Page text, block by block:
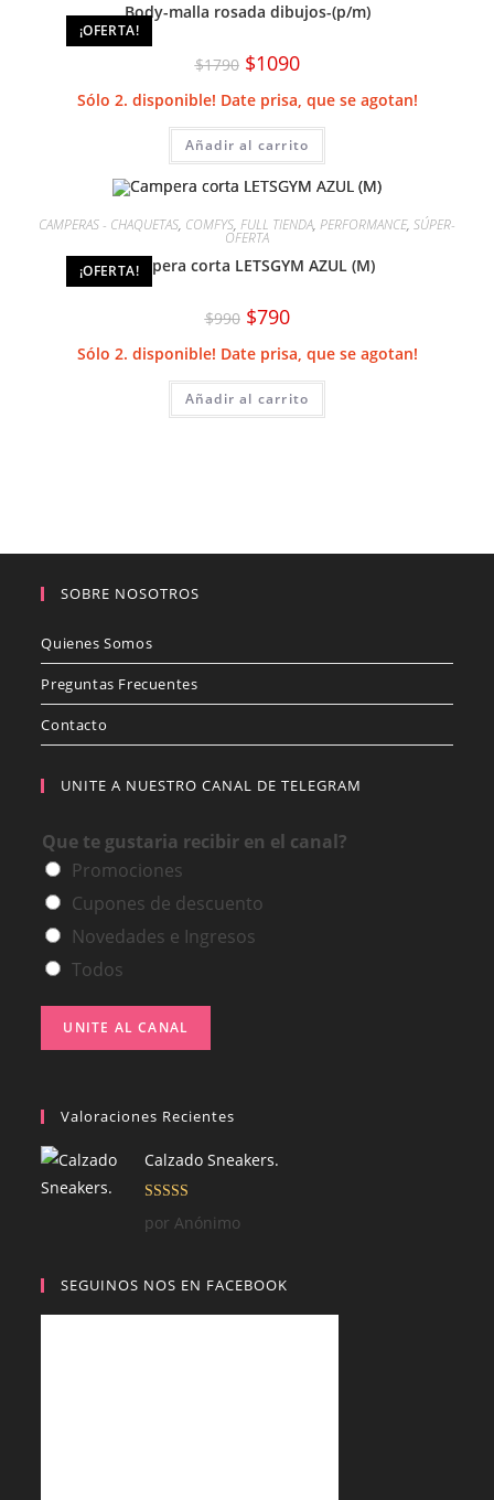
pueden
de
producto
¡OFERTA!
Body-malla rosada dibujos-(p/m)
$1790 El
precio
original
era:
$1090El
precio
es:
Sólo 2. disponible! Date prisa, que se agotan!
Añadir al carrito
¡OFERTA!
CAMPERAS - CHAQUETAS, COMFYS, FULL TIENDA, PERFORMANCE, SÚPER-
OFERTA
Campera corta LETSGYM AZUL (M)
$990 El
precio
original
era:
$790El
precio
es:
Sólo 2. disponible! Date prisa, que se agotan!
Añadir al carrito
SOBRE NOSOTROS
Quienes Somos
Preguntas Frecuentes
Contacto
UNITE A NUESTRO CANAL DE TELEGRAM
Que te gustaria recibir en el canal?
Promociones
Cupones de descuento
Novedades e Ingresos
Todos
UNITE AL CANAL
Valoraciones Recientes
Calzado Sneakers.
Valorado con
5
por Anónimo
SEGUINOS NOS EN FACEBOOK